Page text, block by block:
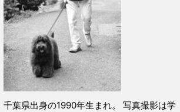
千葉県出身の1990年生まれ。 写真撮影は学